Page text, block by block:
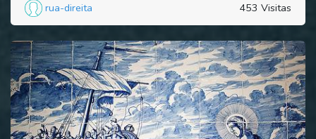
rua-direita 453 Visitas